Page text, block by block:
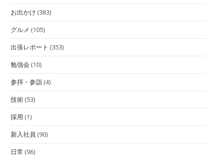
お出かけ (383)
グルメ (105)
出張レポート (353)
勉強会 (10)
参拝・参詣(4)
技術(53)
採用 (1)
新入社員 (90)
日常 (96)